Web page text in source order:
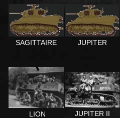
SAGITTAIRE JUPITER
LION JUPITER II